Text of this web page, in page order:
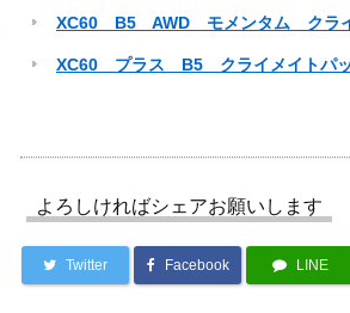
XC60 B5 AWD モメンタム クライ
XC60 プラス B5 クライメイトパ
よろしければシェアお願いします
Twitter Facebook LINE